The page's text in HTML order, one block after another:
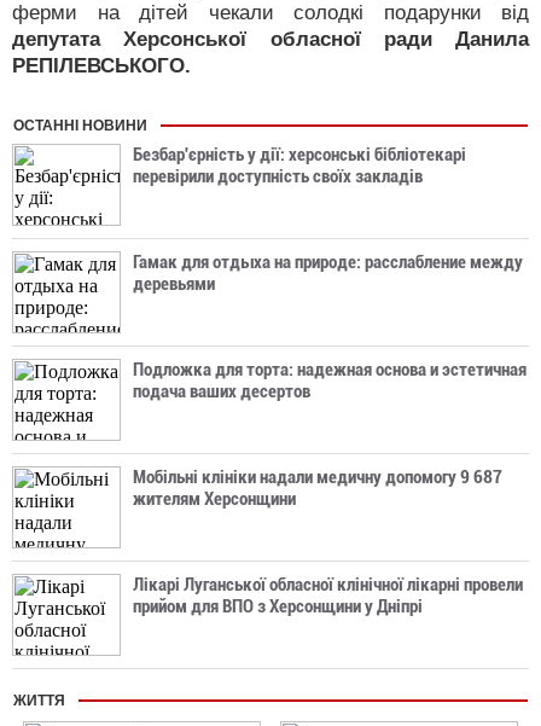
ферми на дітей чекали солодкі подарунки від
депутата Херсонської обласної ради Данила
РЕПІЛЕВСЬКОГО.
ОСТАННІ НОВИНИ
Безбар'єрність у дії: херсонські бібліотекарі
перевірили доступність своїх закладів
Гамак для отдыха на природе: расслабление между
деревьями
Подложка для торта: надежная основа и эстетичная
подача ваших десертов
Мобільні клініки надали медичну допомогу 9 687
жителям Херсонщини
Лікарі Луганської обласної клінічної лікарні провели
прийом для ВПО з Херсонщини у Дніпрі
ЖИТТЯ